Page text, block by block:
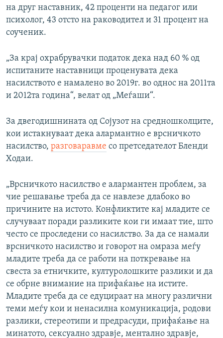
на друг наставник, 42 проценти на педагог или
психолог, 43 отсто на раководител и 31 процент на
соученик.
„За крај охрабрувачки податок дека над 60 % од
испитаните наставници проценувата дека
насилството е намалено во 2019г. во однос на 2011та
и 2012та година“, велат од „Меѓаши“.
За двегодишнината од Сојузот на средношколците,
кои истакнуваат дека алармантно е врсничкото
насилство, разговаравме со претседателот Бленди
Ходаи.
„Врсничкото насилство е алармантен проблем, за
чие решавање треба да се навлезе длабоко во
причините на истото. Конфликтите кај младите се
случуваат поради разликите кои ги имаат тие, што
често се проследени со насилство. За да се намали
врсничкото насилство и говорот на омраза меѓу
младите треба да се работи на поткревање на
свеста за етничките, културолошките разлики и да
се обрне внимание на прифаќање на истите.
Младите треба да се едуцираат на многу различни
теми меѓу кои и ненасилна комуникација, родови
разлики, стереотипи и предрасуди, прифаќање на
минатото, сексуално здравје, ментално здравје,